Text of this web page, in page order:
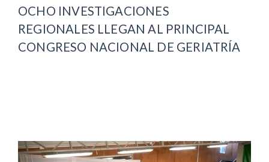
OCHO INVESTIGACIONES
REGIONALES LLEGAN AL PRINCIPAL
CONGRESO NACIONAL DE GERIATRÍA